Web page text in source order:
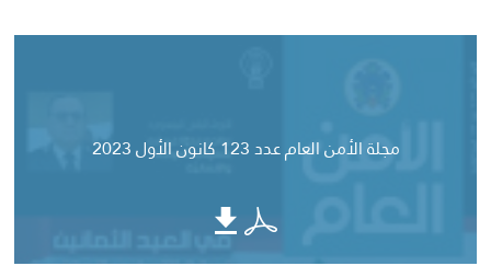
مجلة الأمن العام عدد 123 كانون الأول 2023